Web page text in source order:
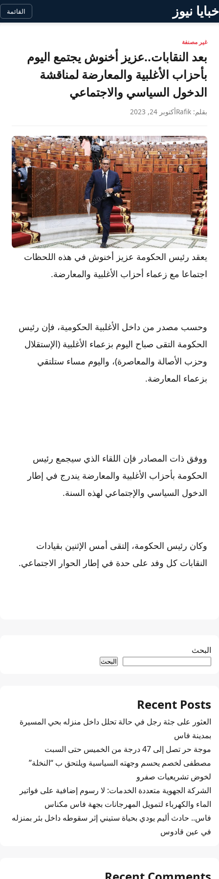
خبايا نيوز القائمة
غير مصنفة
بعد النقابات..عزيز أخنوش يجتمع اليوم
بأحزاب الأغلبية والمعارضة لمناقشة
الدخول السياسي والاجتماعي
بقلم: Rafik أكتوبر 24, 2023
يعقد رئيس الحكومة عزيز أخنوش في هذه اللحظات
اجتماعا مع زعماء أحزاب الأغلبية والمعارضة.
وحسب مصدر من داخل الأغلبية الحكومية، فإن رئيس
الحكومة التقى صباح اليوم بزعماء الأغلبية (الإستقلال
وحزب الأصالة والمعاصرة)، واليوم مساء ستلتقي
بزعماء المعارضة.
ووفق ذات المصادر فإن اللقاء الذي سيجمع رئيس
الحكومة بأحزاب الأغلبية والمعارضة يندرج في إطار
الدخول السياسي والإجتماعي لهذه السنة.
وكان رئيس الحكومة، إلتقى أمس الإثنين بقيادات
النقابات كل وفد على حدة في إطار الحوار الاجتماعي.
البحث
البحث
Recent Posts
العثور على جثة رجل في حالة تحلل داخل منزله بحي المسيرة
بمدينة فاس
موجة حر تصل إلى 47 درجة من الخميس حتى السبت
مصطفى لخصم يحسم وجهته السياسية ويلتحق ب “النخلة”
لخوض تشريعيات صفرو
الشركة الجهوية متعددة الخدمات: لا رسوم إضافية على فواتير
الماء والكهرباء لتمويل المهرجانات بجهة فاس مكناس
فاس.. حادث أليم يودي بحياة ستيني إثر سقوطه داخل بئر بمنزله
في عين قادوس